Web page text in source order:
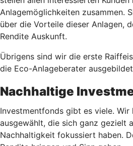
Anlagemöglichkeiten zusammen.
über die Vorteile dieser Anlagen,
Rendite Auskunft.
Übrigens sind wir die erste
die Eco-Anlageberater
Nachhaltige
Investmentfonds gibt es viele. Wir
ausgewählt, die sich ganz gezielt
Nachhaltigkeit fokussiert haben.